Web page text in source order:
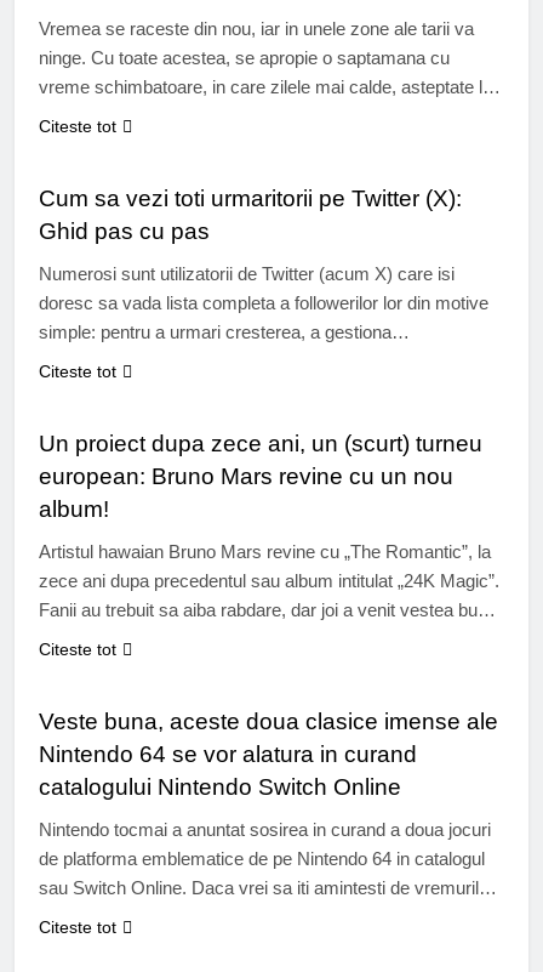
Vremea se raceste din nou, iar in unele zone ale tarii va
ninge. Cu toate acestea, se apropie o saptamana cu
vreme schimbatoare, in care zilele mai calde, asteptate la
mijlocul saptamanii, vor fi urmate de un nou val de aer
Citeste tot
Cum sa vezi toti urmaritorii pe Twitter (X):
Ghid pas cu pas
Numerosi sunt utilizatorii de Twitter (acum X) care isi
doresc sa vada lista completa a followerilor lor din motive
simple: pentru a urmari cresterea, a gestiona
angajamentul, a identifica conturile inactive sau a intelege
sa vizualizezi followerii,…
Citeste tot
Un proiect dupa zece ani, un (scurt) turneu
european: Bruno Mars revine cu un nou
album!
Artistul hawaian Bruno Mars revine cu „The Romantic”, la
zece ani dupa precedentul sau album intitulat „24K Magic”.
Fanii au trebuit sa aiba rabdare, dar joi a venit vestea buna.
Bruno Mars revine cu un nou album, la zece ani de la
Citeste tot
Veste buna, aceste doua clasice imense ale
Nintendo 64 se vor alatura in curand
catalogului Nintendo Switch Online
Nintendo tocmai a anuntat sosirea in curand a doua jocuri
de platforma emblematice de pe Nintendo 64 in catalogul
sau Switch Online. Daca vrei sa iti amintesti de vremurile
bune sau daca ai vrut intotdeauna sa descoperii clasicii
Citeste tot